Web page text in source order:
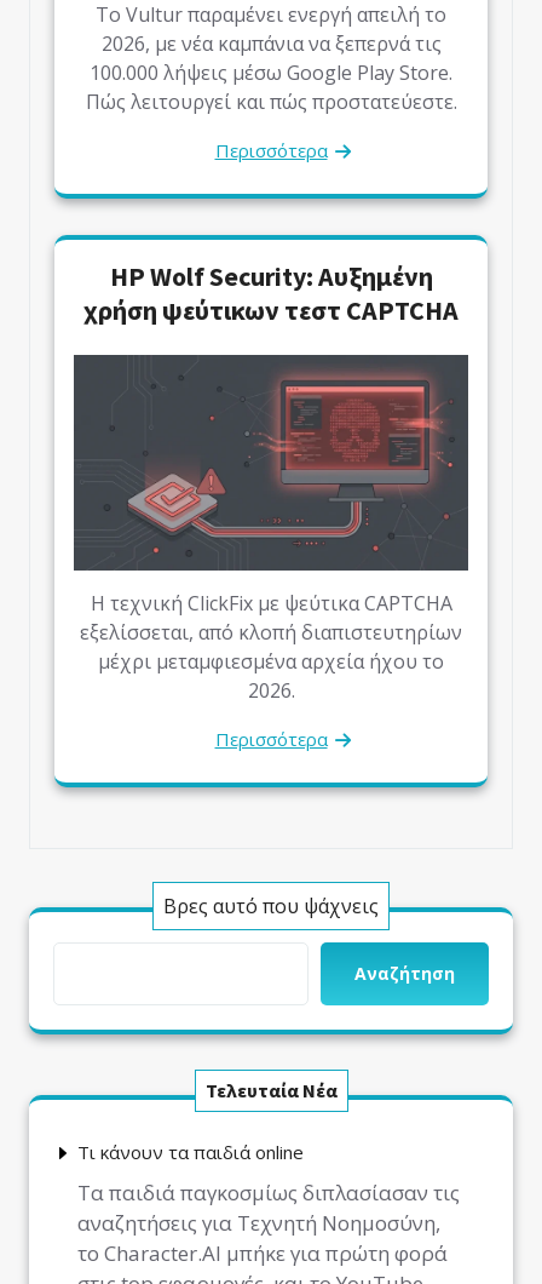
Το Vultur παραμένει ενεργή απειλή το
2026, με νέα καμπάνια να ξεπερνά τις
100.000 λήψεις μέσω Google Play Store.
Πώς λειτουργεί και πώς προστατεύεστε.
Περισσότερα
HP Wolf Security: Αυξημένη
χρήση ψεύτικων τεστ CAPTCHA
Η τεχνική ClickFix με ψεύτικα CAPTCHA
εξελίσσεται, από κλοπή διαπιστευτηρίων
μέχρι μεταμφιεσμένα αρχεία ήχου το
2026.
Περισσότερα
Βρες αυτό που ψάχνεις
Αναζήτηση
Τελευταία Νέα
Τι κάνουν τα παιδιά online
Τα παιδιά παγκοσμίως διπλασίασαν τις
αναζητήσεις για Τεχνητή Νοημοσύνη,
το Character.AI μπήκε για πρώτη φορά